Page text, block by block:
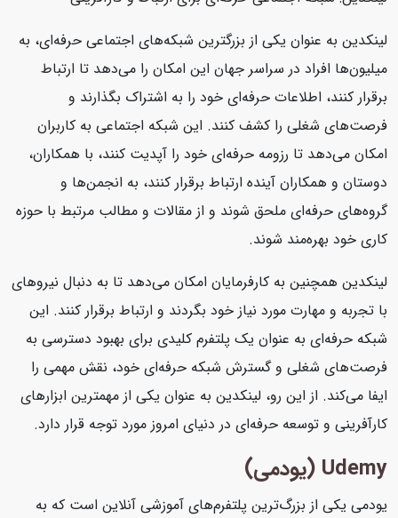
لینکدین به عنوان یکی از بزرگترین شبکه‌های اجتماعی حرفه‌ای، به
میلیون‌ها افراد در سراسر جهان این امکان را می‌دهد تا ارتباط
برقرار کنند، اطلاعات حرفه‌ای خود را به اشتراک بگذارند و
فرصت‌های شغلی را کشف کنند. این شبکه اجتماعی به کاربران
امکان می‌دهد تا رزومه حرفه‌ای خود را آپدیت کنند، با همکاران،
دوستان و همکاران آینده ارتباط برقرار کنند، به انجمن‌ها و
گروه‌های حرفه‌ای ملحق شوند و از مقالات و مطالب مرتبط با حوزه
کاری خود بهره‌مند شوند.
لینکدین همچنین به کارفرمایان امکان می‌دهد تا به دنبال نیروهای
با تجربه و مهارت مورد نیاز خود بگردند و ارتباط برقرار کنند. این
شبکه حرفه‌ای به عنوان یک پلتفرم کلیدی برای بهبود دسترسی به
فرصت‌های شغلی و گسترش شبکه حرفه‌ای خود، نقش مهمی را
ایفا می‌کند. از این رو، لینکدین به عنوان یکی از مهمترین ابزارهای
کارآفرینی و توسعه حرفه‌ای در دنیای امروز مورد توجه قرار دارد.
Udemy (یودمی)
یودمی یکی از بزرگ‌ترین پلتفرم‌های آموزشی آنلاین است که به